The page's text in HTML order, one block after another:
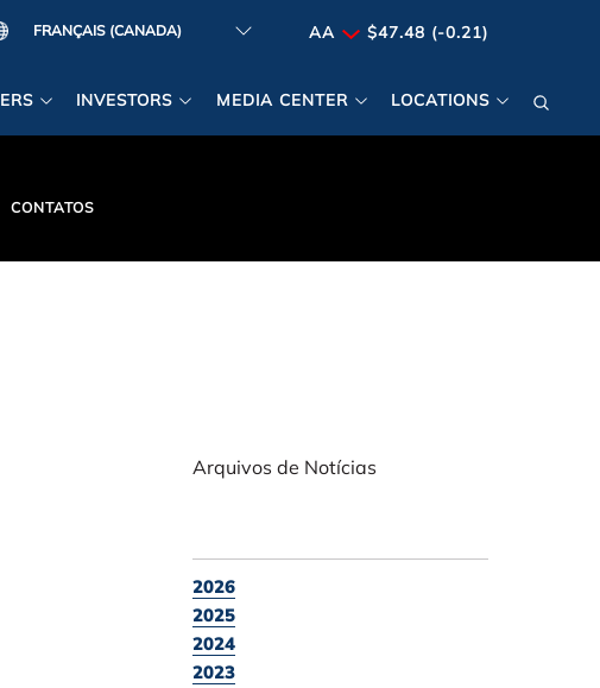
AA $47.48 (-0.21)
INVESTORS MEDIA CENTER LOCATIONS
CONTATOS
Arquivos de Notícias
2026
2025
2024
2023